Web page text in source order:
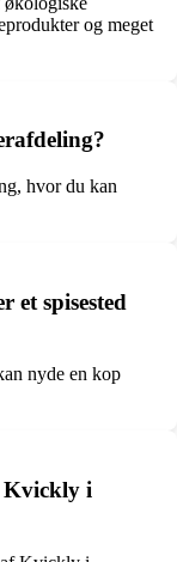
og meget
hvor du kan
et spisested
nyde en kop
Kvickly i